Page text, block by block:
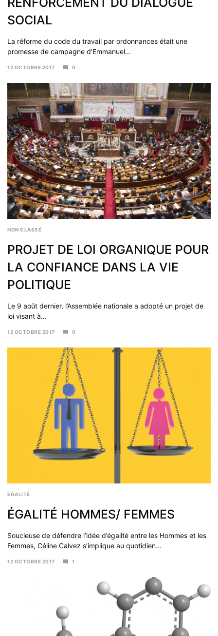
SOCIAL
La réforme du code du travail par ordonnances était une
promesse de campagne d’Emmanuel...
12 OCTOBRE 2017
2017
0
NON CLASSÉ
PROJET DE LOI ORGANIQUE POUR
LA CONFIANCE DANS LA VIE
POLITIQUE
Le 9 août dernier, l’Assemblée nationale a adopté un projet de
loi visant à...
12 OCTOBRE 2017
0
EGALITÉ
ÉGALITÉ HOMMES/ FEMMES
Soucieuse de défendre l’idée d’égalité entre les Hommes et les
Femmes, Céline Calvez s’implique au quotidien...
12 OCTOBRE 2017
1